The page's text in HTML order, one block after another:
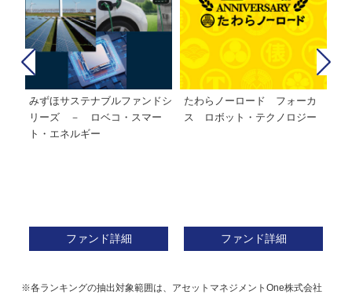
たわらノーロード 日経２２５
ファンド詳細
インデックスオープン・日経２
２５
ファンド詳細
※各ランキングの抽出対象範囲は、アセットマネジメントOne株式会社